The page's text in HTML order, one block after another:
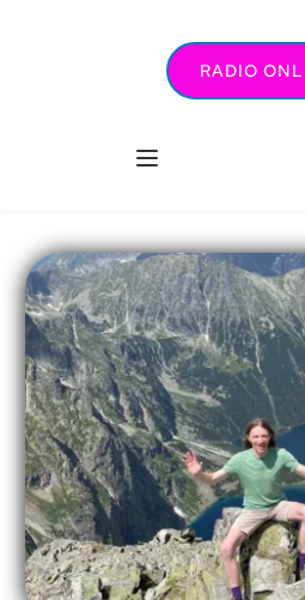
RADIO